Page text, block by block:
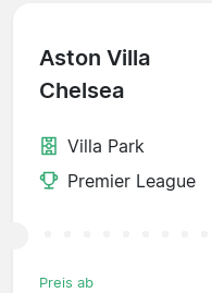
Aston Villa
Chelsea
Villa Park
Premier League
Preis ab